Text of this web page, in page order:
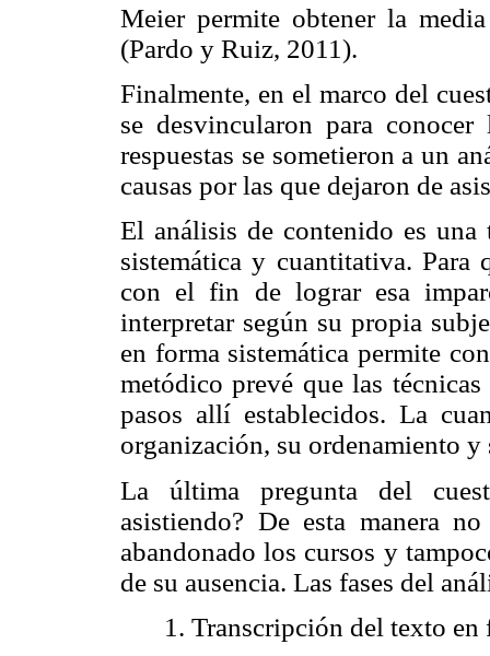
Meier permite obtener la
(Pardo y Ruiz, 2011).
Finalmente, en el marco del
se desvincularon para
respuestas se sometieron a un
causas por las que dejaron de
El análisis de contenido es una
sistemática y cuantitativa. Para
con el fin de lograr esa
interpretar según su propia
en forma sistemática permite
metódico prevé que las
pasos allí establecidos. La
organización, su ordenamiento
La última pregunta del
asistiendo? De esta manera
abandonado los cursos y
de su ausencia. Las fases del
1. Transcripción del texto